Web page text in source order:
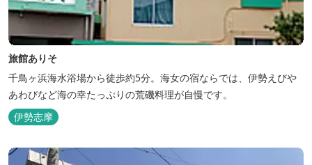
旅館ありそ
千鳥ヶ浜海水浴場から徒歩約5分。海女の宿ならでは、伊勢えびや
あわびなど海の幸たっぷりの荒磯料理が自慢です。
伊勢志摩